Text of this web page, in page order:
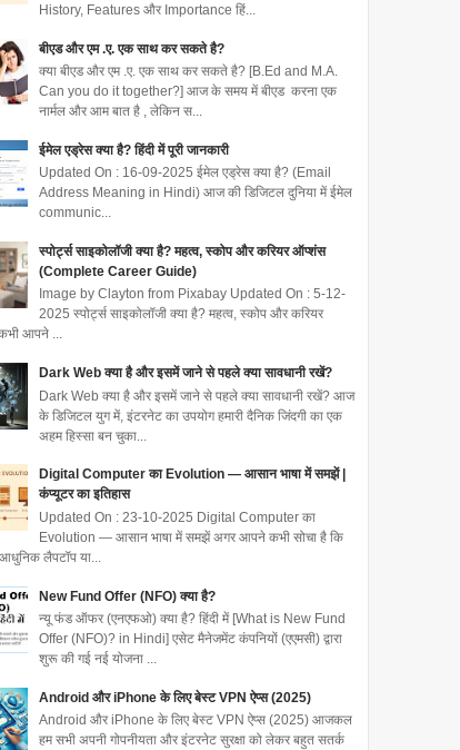
History, Features और Importance हिं...
बीएड और एम .ए. एक साथ कर सकते है?
क्या बीएड और एम .ए. एक साथ कर सकते है? [B.Ed and M.A.
Can you do it together?] आज के समय में बीएड करना एक
नार्मल और आम बात है , लेकिन स...
ईमेल एड्रेस क्या है? हिंदी में पूरी जानकारी
Updated On : 16-09-2025 ईमेल एड्रेस क्या है? (Email
Address Meaning in Hindi) आज की डिजिटल दुनिया में ईमेल
communic...
स्पोर्ट्स साइकोलॉजी क्या है? महत्व, स्कोप और करियर ऑप्शंस
(Complete Career Guide)
Image by Clayton from Pixabay Updated On : 5-12-
2025 स्पोर्ट्स साइकोलॉजी क्या है? महत्व, स्कोप और करियर
आपने ...
Dark Web क्या है और इसमें जाने से पहले क्या सावधानी रखें?
Dark Web क्या है और इसमें जाने से पहले क्या सावधानी रखें? आज
के डिजिटल युग में, इंटरनेट का उपयोग हमारी दैनिक जिंदगी का एक
अहम हिस्सा बन चुका...
Digital Computer का Evolution — आसान भाषा में समझें |
कंप्यूटर का इतिहास
Updated On : 23-10-2025 Digital Computer का
Evolution — आसान भाषा में समझें अगर आपने कभी सोचा है कि
लैपटॉप या...
New Fund Offer (NFO) क्या है?
न्यू फंड ऑफर (एनएफओ) क्या है? हिंदी में [What is New Fund
Offer (NFO)? in Hindi] एसेट मैनेजमेंट कंपनियों (एएमसी) द्वारा
शुरू की गई नई योजना ...
Android और iPhone के लिए बेस्ट VPN ऐप्स (2025)
Android और iPhone के लिए बेस्ट VPN ऐप्स (2025) आजकल
हम सभी अपनी गोपनीयता और इंटरनेट सुरक्षा को लेकर बहुत सतर्क